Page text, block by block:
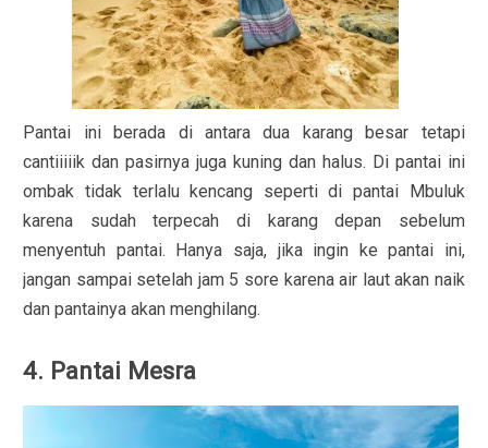
Pantai ini berada di antara dua karang besar tetapi
cantiiiiik dan pasirnya juga kuning dan halus. Di pantai ini
ombak tidak terlalu kencang seperti di pantai Mbuluk
karena sudah terpecah di karang depan sebelum
menyentuh pantai. Hanya saja, jika ingin ke pantai ini,
jangan sampai setelah jam 5 sore karena air laut akan naik
dan pantainya akan menghilang.
4. Pantai Mesra